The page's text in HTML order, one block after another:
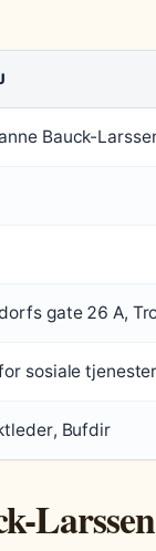
Bauck-
gate 26 A,
sosiale
Bufdir